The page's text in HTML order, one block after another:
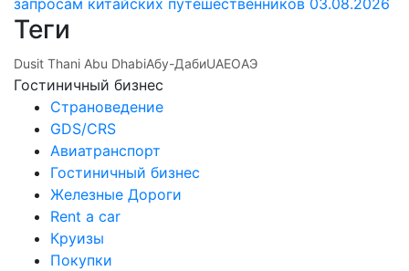
запросам китайских путешественников 03.08.2026
Теги
Dusit Thani Abu DhabiАбу-ДабиUAEОАЭ
Гостиничный бизнес
Страноведение
GDS/CRS
Авиатранспорт
Гостиничный бизнес
Железные Дороги
Rent a car
Круизы
Покупки